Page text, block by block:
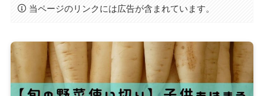
当ページのリンクには広告が含まれています。